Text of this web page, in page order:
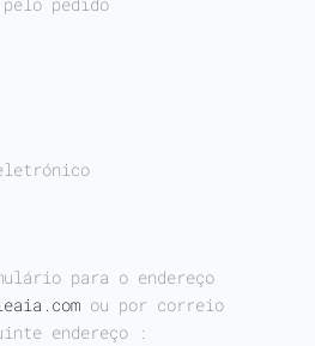
para o endereço
ou por correio
endereço :